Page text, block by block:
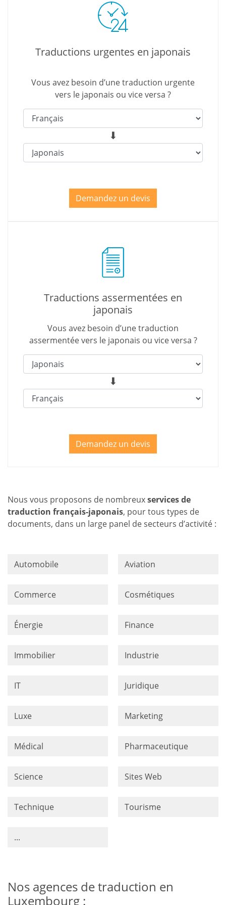
Traductions urgentes en japonais
Vous avez besoin d’une traduction urgente
vers le japonais ou vice versa ?
Demandez un devis
Traductions assermentées en
japonais
Vous avez besoin d’une traduction
assermentée vers le japonais ou vice versa ?
Demandez un devis
Nous vous proposons de nombreuxservices de
traduction français-japonais, pour tous types de
documents, dans un large panel de secteurs d’activité :
Automobile Aviation
Commerce Cosmétiques
Énergie Finance
Immobilier Industrie
IT Juridique
Luxe Marketing
Médical Pharmaceutique
Science Sites Web
Technique Tourisme
...
Nos agences de traduction en
Luxembourg :